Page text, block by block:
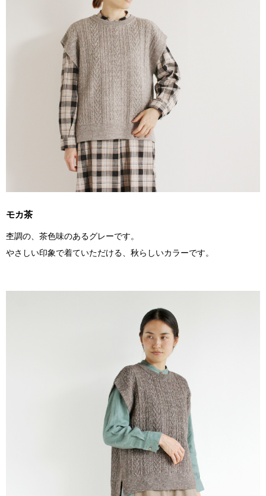
モカ茶
杢調の、茶色味のあるグレーです。
やさしい印象で着ていただける、秋らしいカラーです。